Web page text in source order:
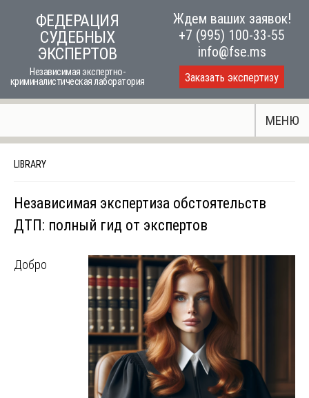
ФЕДЕРАЦИЯ
СУДЕБНЫХ
ЭКСПЕРТОВ
Независимая экспертно-
криминалистическая лаборатория
Ждем ваших заявок!
+7 (995) 100-33-55
info@fse.ms
Заказать экспертизу
МЕНЮ
LIBRARY
Независимая экспертиза обстоятельств
ДТП: полный гид от экспертов
Добро